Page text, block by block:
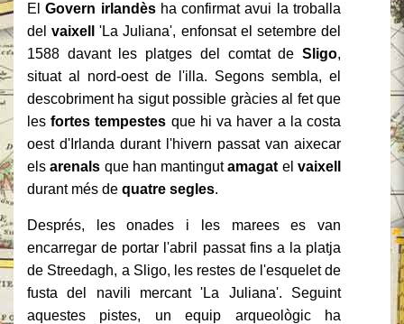
ElGovern irlandès ha confirmat avui la troballa
delvaixell'La Juliana', enfonsat el setembre del
1588 davant les platges del comtat de Sligo,
situat al nord-oest de l'illa. Segons sembla, el
descobriment ha sigut possible gràcies al fet que
lesfortes tempestes que hi va haver a la costa
oest d'Irlanda durant l'hivern passat van aixecar
elsarenals que han mantingutamagat elvaixell
durant més de quatre segles.
Després, les onades i les marees es van
encarregar de portar l'abril passat fins a la platja
de Streedagh, a Sligo, les restes de l'esquelet de
fusta del navili mercant 'La Juliana'. Seguint
aquestes pistes, un equip arqueològic ha